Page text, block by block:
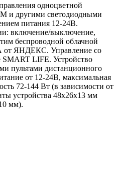
одноцветной
и другими светодиодными
питания 12-24В.
включение/выключение,
беспроводной облачной
ЯНДЕКС. Управление со
SMART LIFE. Устройство
пультами дистанционного
от 12-24В, максимальная
72-144 Вт (в зависимости от
устройства 48х26х13 мм
мм).